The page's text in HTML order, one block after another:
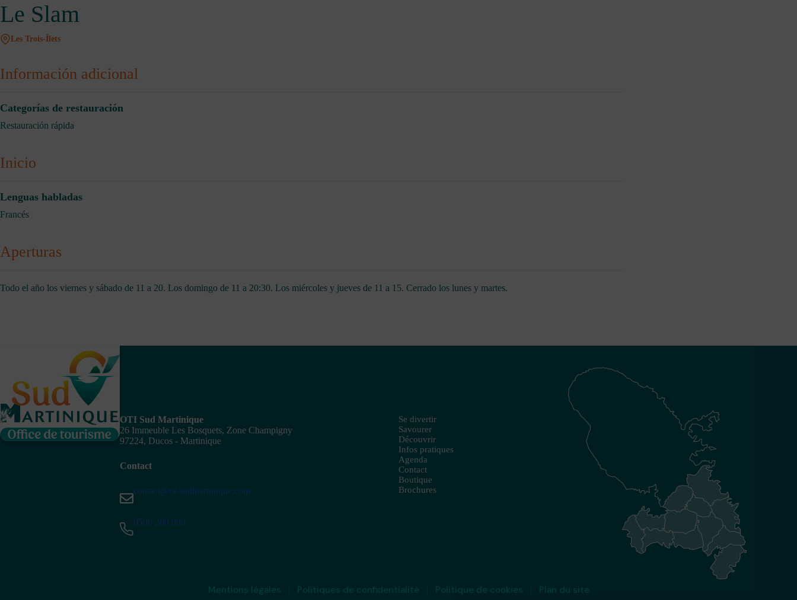
Le Slam
Les Trois-Îlets
Información adicional
Categorías de restauración
Restauración rápida
Inicio
Lenguas habladas
Francés
Aperturas
Todo el año los viernes y sábado de 11 a 20. Los domingo de 11 a 20:30. Los miércoles y jueves de 11 a 15. Cerrado los lunes y martes.
OTI Sud Martinique
26 Immeuble Les Bosquets, Zone Champigny
97224, Ducos - Martinique
Contact
contact@ot-sudmartinique.com
0596 280 999
Se divertir
Savourer
Découvrir
Infos pratiques
Agenda
Contact
Boutique
Brochures
Mentions légales Politiques de confidentialité Politique de cookies Plan du site